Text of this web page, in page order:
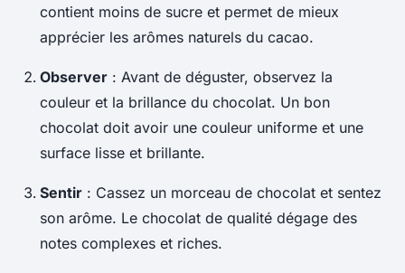
contient moins de sucre et permet de mieux
apprécier les arômes naturels du cacao.
Observer : Avant de déguster, observez la
couleur et la brillance du chocolat. Un bon
chocolat doit avoir une couleur uniforme et une
surface lisse et brillante.
Sentir : Cassez un morceau de chocolat et sentez
son arôme. Le chocolat de qualité dégage des
notes complexes et riches.